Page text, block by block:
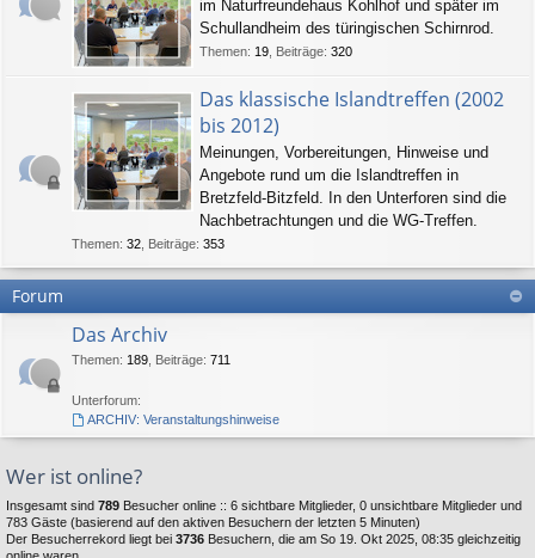
im Naturfreundehaus Kohlhof und später im
Schullandheim des türingischen Schirnrod.
Themen: 19 Beiträge: 320
Das klassische Islandtreffen (2002
bis 2012)
Meinungen, Vorbereitungen, Hinweise und
Angebote rund um die Islandtreffen in
Bretzfeld-Bitzfeld. In den Unterforen sind die
Nachbetrachtungen und die WG-Treffen.
Themen: 32 Beiträge: 353
Forum
Das Archiv
Themen: 189 Beiträge: 711
Unterforum:
ARCHIV: Veranstaltungshinweise
Wer ist online?
Insgesamt sind 789 Besucher online :: 6 sichtbare Mitglieder, 0 unsichtbare Mitglieder und
783 Gäste (basierend auf den aktiven Besuchern der letzten 5 Minuten)
Der Besucherrekord liegt bei 3736 Besuchern, die am So 19. Okt 2025, 08:35 gleichzeitig